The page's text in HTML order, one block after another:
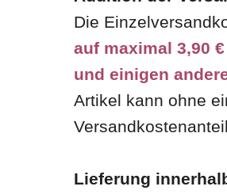
Die
auf maximal 3,90
und einigen
Artikel kann ohne
Lieferung